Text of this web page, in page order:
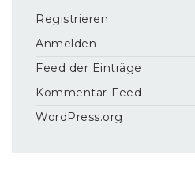
Registrieren
Anmelden
Feed der Einträge
Kommentar-Feed
WordPress.org